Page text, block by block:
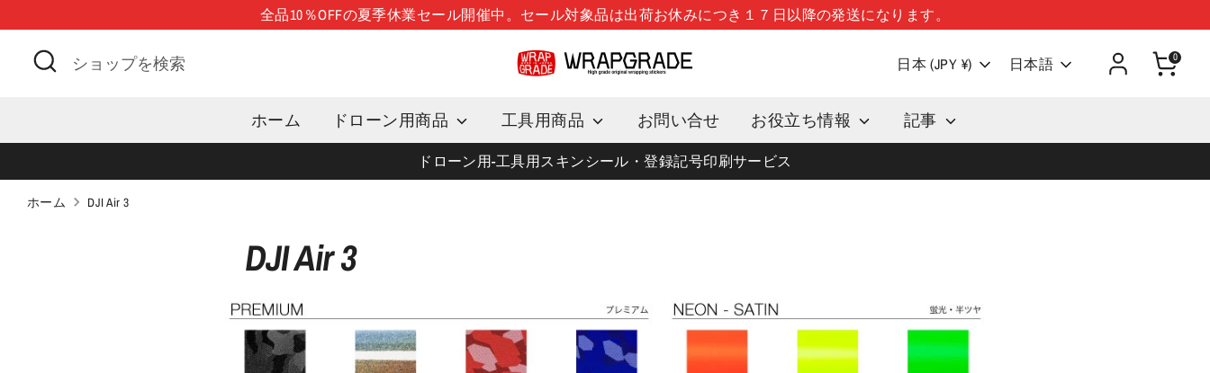
ン
移
全品10％OFFの夏季休業セール開催中。セール対象品は出荷お休みにつき１７日以降の発送になります。
検
索
シ
ョ
を
日本 (JPY ¥) 言語
日本語 0
ホーム ドローン用商品 工具用商品 お問い合せ お役立ち情報 記事
ドローン用-工具用スキンシール・登録記号印刷サービス
ホーム DJI Air 3
DJI Air 3